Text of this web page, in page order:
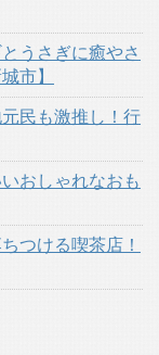
うさぎに癒やさ
市】
民も激推し！行
おしゃれなおも
つける喫茶店！